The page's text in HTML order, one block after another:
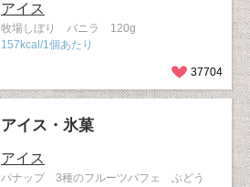
アイス
牧場しぼり バニラ 120g
157kcal/1個あたり
37704
アイス・氷菓
アイス
パナップ 3種のフルーツパフェ ぶどう